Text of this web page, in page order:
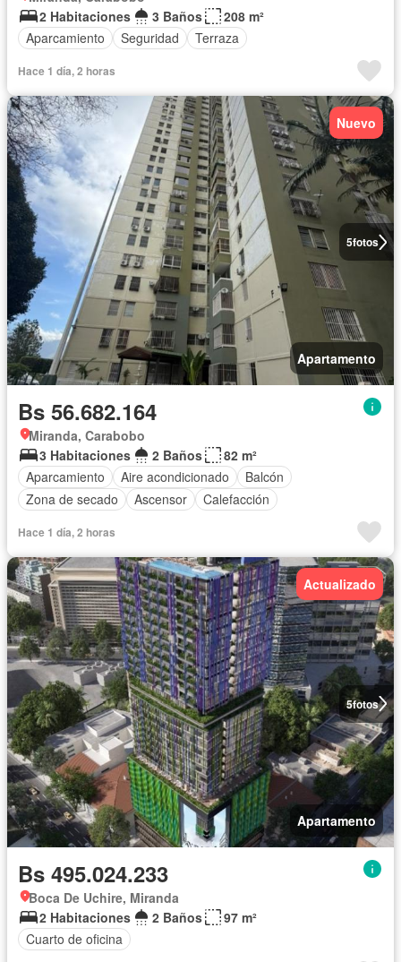
2 Habitaciones
3 Baños
208 m²
Aparcamiento
Seguridad Terraza
Hace 1 día, 2 horas
5fotos
Nuevo
Apartamento
Bs 56.682.164
Miranda, Carabobo
3 Habitaciones
2 Baños
82 m²
Aparcamiento
Aire acondicionado
Balcón
Zona de secado
Ascensor Calefacción
Hace 1 día, 2 horas
5fotos
Actualizado
Apartamento
Bs 495.024.233
Boca De Uchire, Miranda
2 Habitaciones
2 Baños
97 m²
Cuarto de oficina